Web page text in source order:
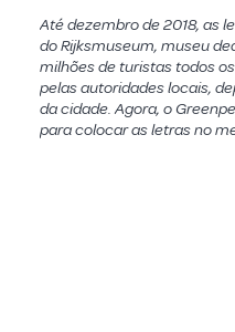
Até dezembro de 2018, as
do Rijksmuseum, museu
milhões de turistas todos
pelas autoridades locais,
da cidade. Agora, o
para colocar as letras no